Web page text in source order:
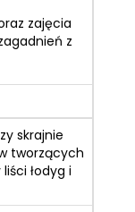
zajęcia
z
skrajnie
tworzących
łodyg i